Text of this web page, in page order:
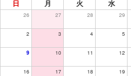
日 月 火 水
26 27 28 29
2 3 4 5
9 10 11 12
16 17 18 19